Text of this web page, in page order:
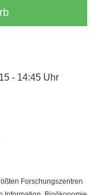
- 14:45 Uhr
Forschungszentren